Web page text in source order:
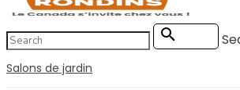
Salons de jardin